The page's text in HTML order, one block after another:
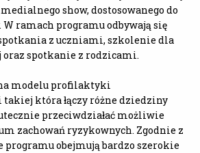
show, dostosowanego do
W ramach programu odbywają się
z uczniami, szkolenie dla
oraz spotkanie z rodzicami.
modelu profilaktyki
która łączy różne dziedziny
przeciwdziałać możliwie
zachowań ryzykownych. Zgodnie z
programu obejmują bardzo szerokie